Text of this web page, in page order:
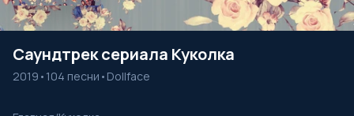
Саундтрек сериала Куколка
2019 • 104 песни • Dollface